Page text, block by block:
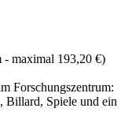
- maximal 193,20 €)
Forschungszentrum:
Spiele und ein